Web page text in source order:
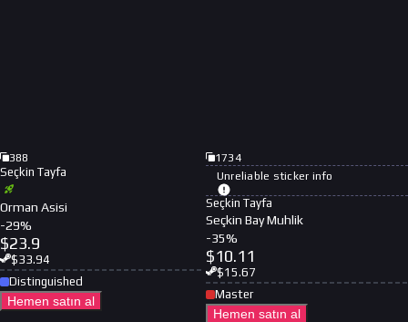
388
Seçkin Tayfa
Orman Asisi
-29%
$23.9
$33.94
Distinguished
Hemen satın al
1734
Unreliable sticker info
Seçkin Tayfa
Seçkin Bay Muhlik
-35%
$10.11
$15.67
Master
Hemen satın al